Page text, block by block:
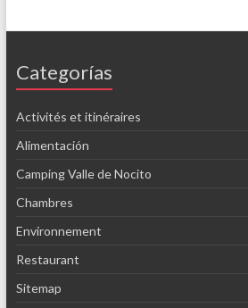
Categorías
Activités et itinéraires
Alimentación
Camping Valle de Nocito
Chambres
Environnement
Restaurant
Sitemap